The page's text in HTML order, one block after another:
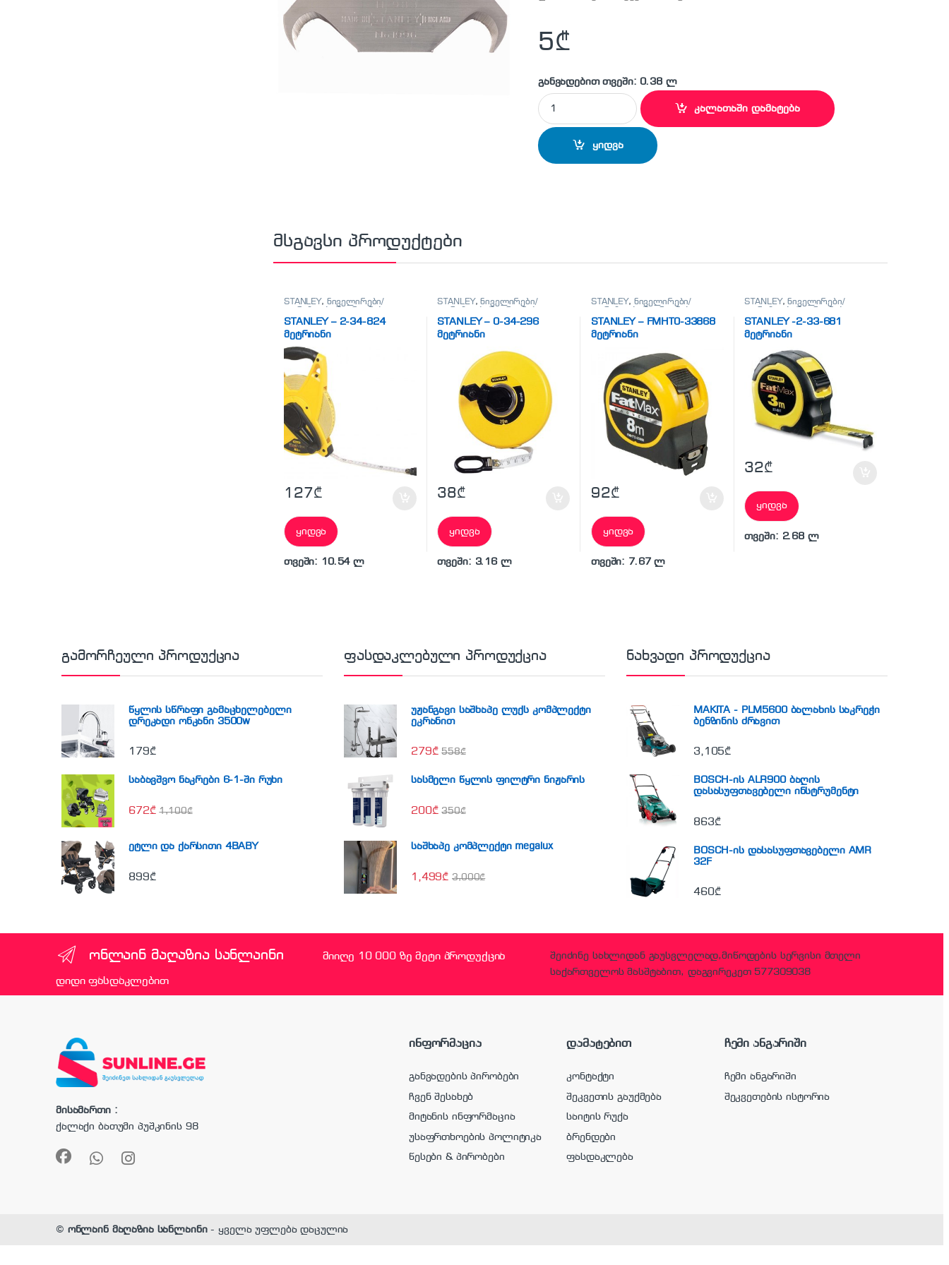
5₾
განვადებით თვეში: 0.38 ლ
STANLEY - 0-11-983 დანის პირები ( შეკვრაში 5 ც) quantity
კალათაში დამატება
ყიდვა
მსგავსი პროდუქტები
STANLEY, ნიველირები/
STANLEY – 2-34-824
მეტრიანი
127₾
ყიდვა
თვეში: 10.54 ლ
STANLEY,ნიველირები/
STANLEY – 0-34-296
მეტრიანი
38₾
ყიდვა
თვეში: 3.16 ლ
STANLEY, ნიველირები/
STANLEY – FMHT0-33868
მეტრიანი
92₾
ყიდვა
თვეში: 7.67 ლ
STANLEY,ნიველირები/
STANLEY -2-33-681
მეტრიანი
32₾
ყიდვა
თვეში: 2.68 ლ
გამორჩეული პროდუქცია
წყლის სწრაფი გამაცხელებელი
დრეკადი ონკანი 3500w
179₾
საბავშვო ნაკრები 6-1-ში რუხი
672₾ 1,100₾
ეტლი და ქარსითი 4BABY
899₾
ფასდაკლებული პროდუქცია
უჟანგავი საშხაპე ლუქს კომპლექტი
ეკრანით
279₾ 558₾
სასმელი წყლის ფილტრი ნიჟარის
200₾ 350₾
საშხაპე კომპლექტი megalux
1,499₾ 3,000₾
ნახვადი პროდუქცია
MAKITA - PLM5600 ბალახის საკრეჭი
ბენზინის ძრავით
3,105₾
BOSCH-ის ALR900 ბაღის
დასასუფთავებელი ინსტრუმენტი
863₾
BOSCH-ის დასასუფთავებელი AMR
32F
460₾
ონლაინ მაღაზია სანლაინი მიიღე 10 000 ზე მეტი პროდუქცია
დიდი ფასდაკლებით
შეიძინე სახლიდან გაუსვლელად,მიწოდების სერვისი მთელი
საქართველოს მასშტაბით, დაგვირეკეთ 577309038
მისამართი :
ქალაქი ბათუმი პუშკინის 98
ინფორმაცია
განვადების პირობები
ჩვენ შესახებ
მიტანის ინფორმაცია
უსაფრთხოების პოლიტიკა
წესები & პირობები
დამატებით
კონტაქტი
შეკვეთის გაუქმება
საიტის რუქა
ბრენდები
ფასდაკლება
ჩემი ანგარიში
ჩემი ანგარიში
შეკვეთების ისტორია
© ონლაინ მაღაზია სანლაინი- ყველა უფლება დაცულია